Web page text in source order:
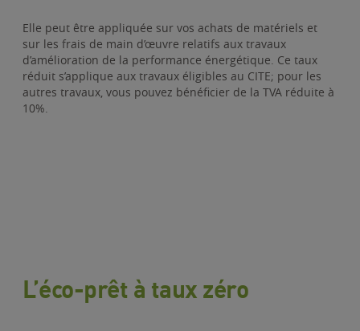
Elle peut être appliquée sur vos achats de matériels et
sur les frais de main d’œuvre relatifs aux travaux
d’amélioration de la performance énergétique. Ce taux
réduit s’applique aux travaux éligibles au CITE; pour les
autres travaux, vous pouvez bénéficier de la TVA réduite à
10%.
L’éco-prêt à taux zéro